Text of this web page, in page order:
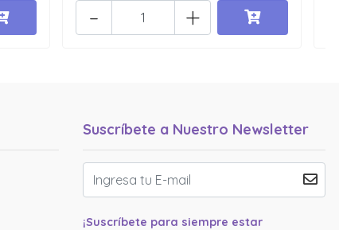
+
-
Suscríbete a Nuestro Newsletter
¡Suscríbete para siempre estar